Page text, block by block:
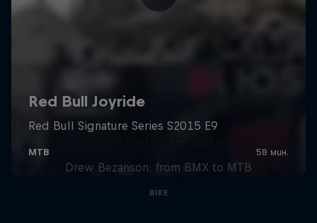
Drew Bezanson: from BMX to MTB
BIKE